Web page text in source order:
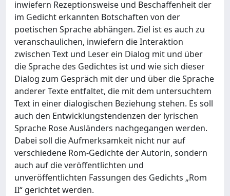
inwiefern Rezeptionsweise und Beschaffenheit der
im Gedicht erkannten Botschaften von der
poetischen Sprache abhängen. Ziel ist es auch zu
veranschaulichen, inwiefern die Interaktion
zwischen Text und Leser ein Dialog mit und über
die Sprache des Gedichtes ist und wie sich dieser
Dialog zum Gespräch mit der und über die Sprache
anderer Texte entfaltet, die mit dem untersuchtem
Text in einer dialogischen Beziehung stehen. Es soll
auch den Entwicklungstendenzen der lyrischen
Sprache Rose Ausländers nachgegangen werden.
Dabei soll die Aufmerksamkeit nicht nur auf
verschiedene Rom-Gedichte der Autorin, sondern
auch auf die veröffentlichten und
unveröffentlichten Fassungen des Gedichts „Rom
II“ gerichtet werden.